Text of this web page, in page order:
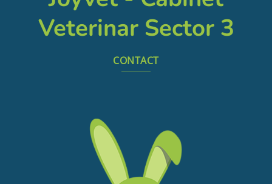
Veterinar Sector 3
CONTACT